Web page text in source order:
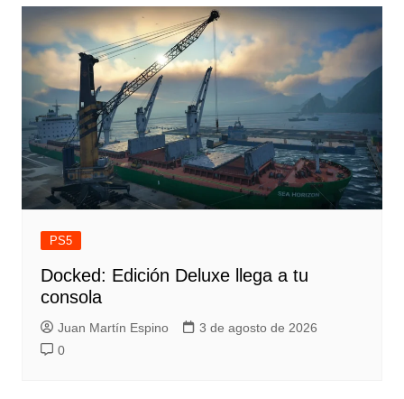
PS5
Docked: Edición Deluxe llega a tu
consola
Juan Martín Espino
3 de agosto de 2026
0